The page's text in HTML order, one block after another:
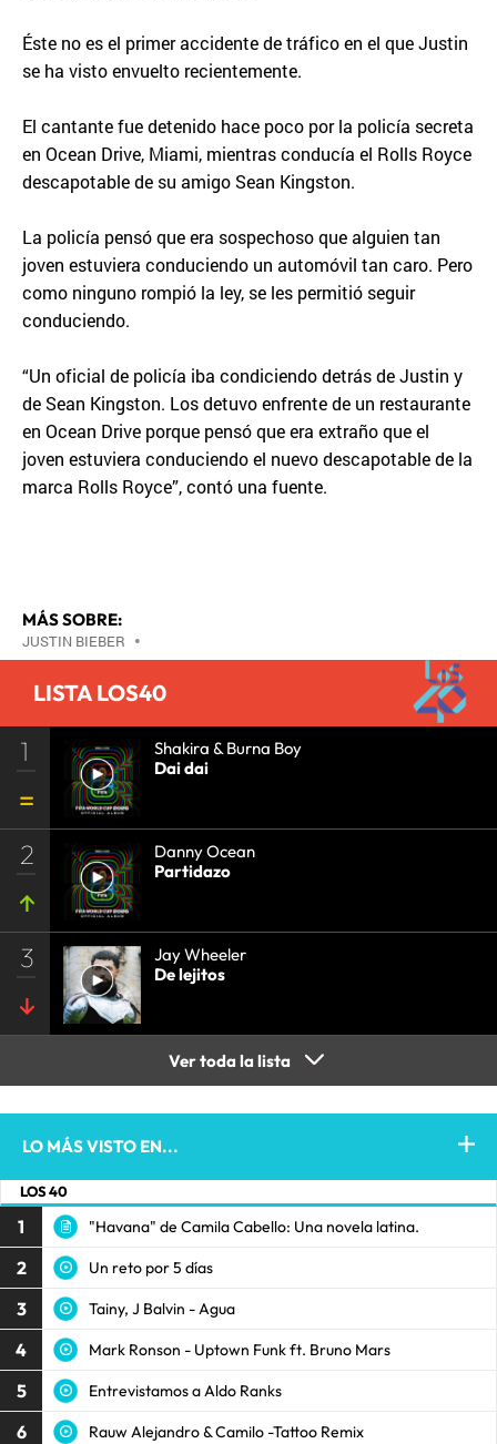
Éste no es el primer accidente de tráfico en el que Justin
se ha visto envuelto recientemente.
El cantante fue detenido hace poco por la policía secreta
en Ocean Drive, Miami, mientras conducía el Rolls Royce
descapotable de su amigo Sean Kingston.
La policía pensó que era sospechoso que alguien tan
joven estuviera conduciendo un automóvil tan caro. Pero
como ninguno rompió la ley, se les permitió seguir
conduciendo.
“Un oficial de policía iba condiciendo detrás de Justin y
de Sean Kingston. Los detuvo enfrente de un restaurante
en Ocean Drive porque pensó que era extraño que el
joven estuviera conduciendo el nuevo descapotable de la
marca Rolls Royce”, contó una fuente.
MÁS SOBRE:
JUSTIN BIEBER •
LISTA LOS40
1
Shakira & Burna Boy
Dai dai
2
Danny Ocean
Partidazo
3
Jay Wheeler
De lejitos
Ver toda la lista
LO MÁS VISTO EN...
LOS 40
1 "Havana" de Camila Cabello: Una novela latina.
2 Un reto por 5 días
3 Tainy, J Balvin - Agua
4 Mark Ronson - Uptown Funk ft. Bruno Mars
5 Entrevistamos a Aldo Ranks
6 Rauw Alejandro & Camilo -Tattoo Remix